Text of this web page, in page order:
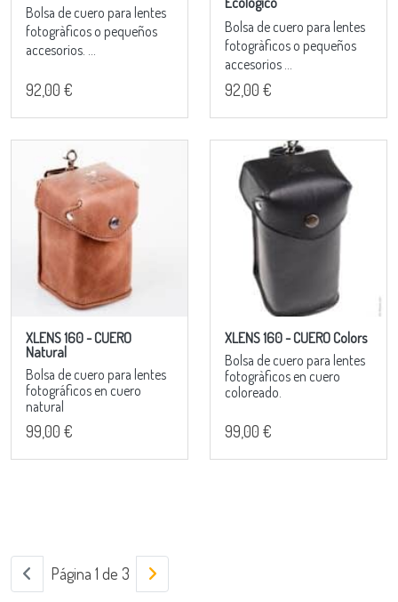
Bolsa de cuero para lentes
fotogràficos o pequeños
accesorios. ...
92,00 €
Bolsa de cuero para lentes
fotogràficos o pequeños
accesorios ...
92,00 €
XLENS 160 - CUERO
Natural
Bolsa de cuero para lentes
fotográficos en cuero
natural
99,00 €
XLENS 160 - CUERO Colors
Bolsa de cuero para lentes
fotogràficos en cuero
coloreado.
99,00 €
Página 1 de 3